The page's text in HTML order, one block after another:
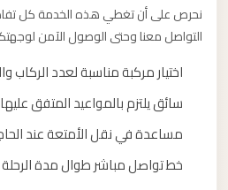
نحرص على أن تغطي هذه الخدمة كل
التواصل معنا وحتى الوصول الآمن
اختيار مركبة مناسبة لعدد الركاب
سائق يلتزم بالمواعيد المتفق عليها
مساعدة في نقل الأمتعة عند الحاجة
خط تواصل مباشر طوال مدة الرحلة